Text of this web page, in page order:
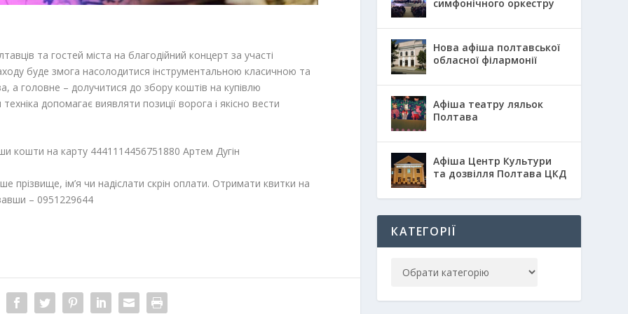
та гостей міста на благодійний концерт за участі
буде змога насолодитися інструментальною класичною та
а головне – долучитися до збору коштів на купівлю
допомагає виявляти позиції ворога і якісно вести
кошти на карту 4441114456751880 Артем Дугін
прізвище, ім’я чи надіслати скрін оплати. Отримати квитки на
– 0951229644
симфонічного оркестру
Нова афіша полтавської
обласної філармонії
Афіша театру ляльок
Полтава
Афіша Центр Культури
та дозвілля Полтава ЦКД
КАТЕГОРІЇ